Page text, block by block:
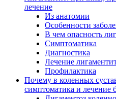
лечение
Из анатомии
Особенности
В чем опасность
Симптоматика
Диагностика
Лечение
Профилактика
Почему в коленных
симптоматика и лечение